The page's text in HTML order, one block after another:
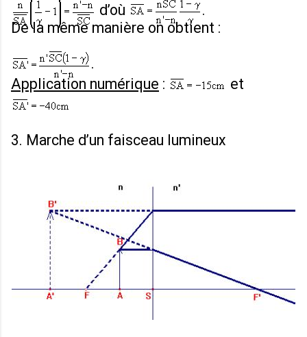
d’où
.
De la même manière on obtient :
.
Application numérique : et
3. Marche d’un faisceau lumineux